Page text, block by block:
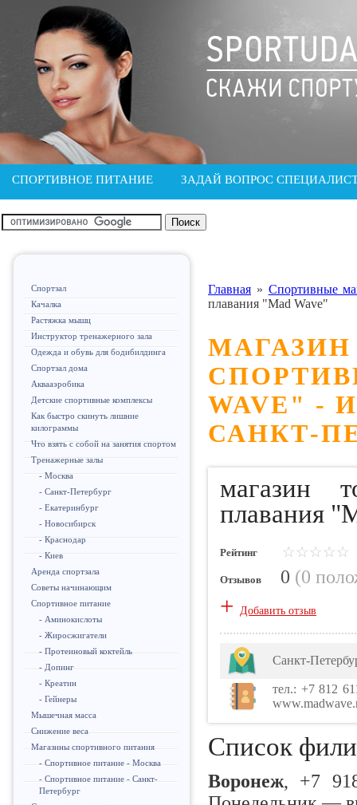
СПОРТИВНОЕ ПИТАНИЕ ЗАДАЙ ВОПРОС
Спортзал
Качалка
Растяжка мышц
Инструктор тренажерного зала
Одежда и обувь для бодибилдинга
Спортзал дома
Аквааэробика
Детские спортивные комплексы
Как быстро скинуть лишние
килограммы
Что взять с собой на занятия спортом
Тренажерные залы
- Москва
- Санкт-Петербург
- Екатеринбург
- Новосибирск
- Краснодар
- Киев
Аренда спортзала
Советы начинающим
Спортивное питание
- Аминокислоты
- Жиросжигатели
- Протеиновый коктейль
- Допинг
- Креатин
- Гейнеры
Мышечная масса
Снижение веса
Магазины спортивного питания
- Спортивное питание - Москва
- Спортивное питание - Санкт-
Петербург
Главная » Спортивные
плавания "Mad Wave"
WAVE"
САНКТ-
магазин
плавания
Рейтинг
Отзывов 0 (0
+ Добавить отзыв
Санкт-
тел.: +7 812
Список
Воронеж, +7